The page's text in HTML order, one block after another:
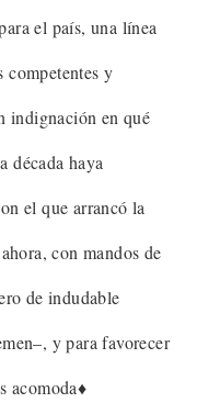
el país, una línea
competentes y
indignación en qué
década haya
el que arrancó la
con mandos de
de indudable
y para favorecer
acomoda♦